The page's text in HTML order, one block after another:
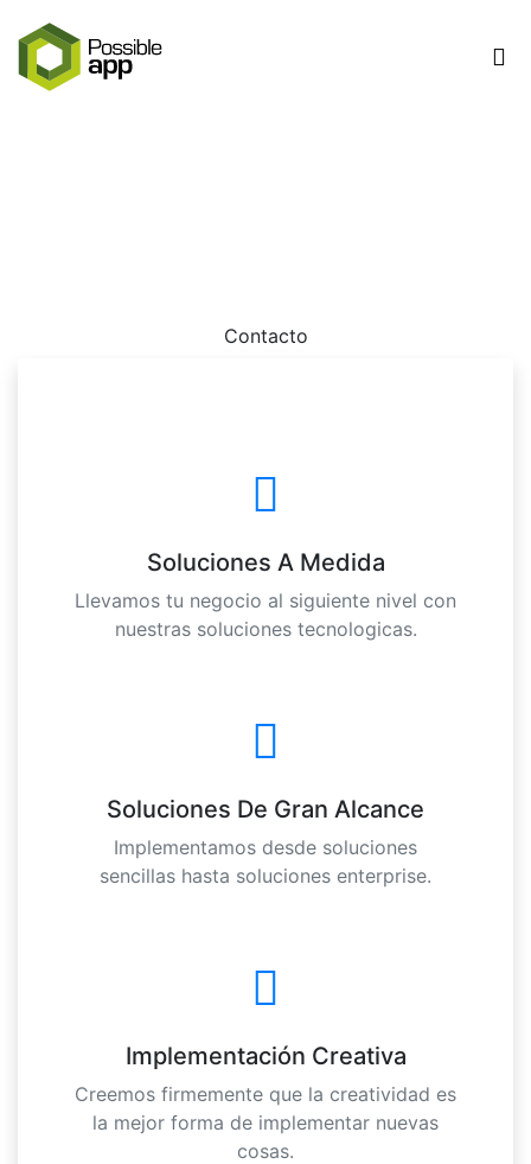
Contacto
Soluciones A Medida
Llevamos tu negocio al siguiente nivel con
nuestras soluciones tecnologicas.
Soluciones De Gran Alcance
Implementamos desde soluciones
sencillas hasta soluciones enterprise.
Implementación Creativa
Creemos firmemente que la creatividad es
la mejor forma de implementar nuevas
cosas.